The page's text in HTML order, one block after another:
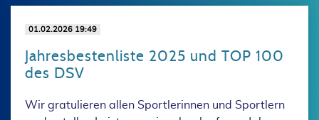
01.02.2026 19:49
Jahresbestenliste 2025 und TOP 100
des DSV
Wir gratulieren allen Sportlerinnen und Sportlern